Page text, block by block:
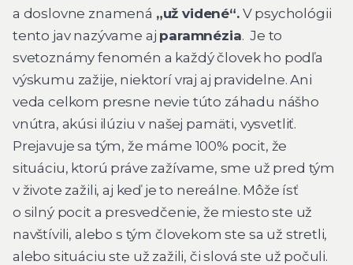
a doslovne znamená „už videné“.V psychológii
tento jav nazývame aj paramnézia. Je to
svetoznámy fenomén a každý človek ho podľa
výskumu zažije, niektorí vraj aj pravidelne. Ani
veda celkom presne nevie túto záhadu nášho
vnútra, akúsi ilúziu v našej pamäti, vysvetliť.
Prejavuje sa tým, že máme 100% pocit, že
situáciu, ktorú práve zažívame, sme už pred tým
v živote zažili, aj keď je to nereálne. Môže ísť
o silný pocit a presvedčenie, že miesto ste už
navštívili, alebo s tým človekom ste sa už stretli,
alebo situáciu ste už zažili, či slová ste už počuli.